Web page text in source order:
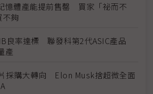
憶體產能提前售罄 買家「祕而不
不夠
良率達標 聯發科第2代ASIC產品
產
採購大轉向 Elon Musk捨超微全面